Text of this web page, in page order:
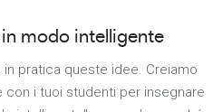
in modo intelligente
pratica queste idee. Creiamo
con i tuoi studenti per insegnare